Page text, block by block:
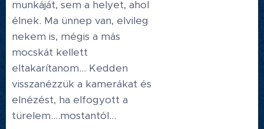
munkáját, sem a helyet, ahol
élnek. Ma ünnep van, elvileg
nekem is, mégis a más
mocskát kellett
eltakarítanom... Kedden
visszanézzük a kamerákat és
elnézést, ha elfogyott a
türelem....mostantól...